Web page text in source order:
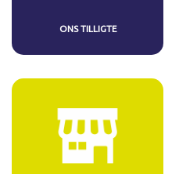
ONS TILLIGTE